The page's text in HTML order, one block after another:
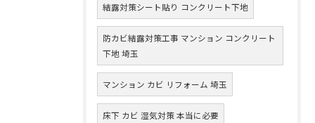
結露対策シート貼り コンクリート下地
防カビ結露対策工事 マンション コンクリート
下地 埼玉
マンション カビ リフォーム 埼玉
床下 カビ 湿気対策 本当に必要